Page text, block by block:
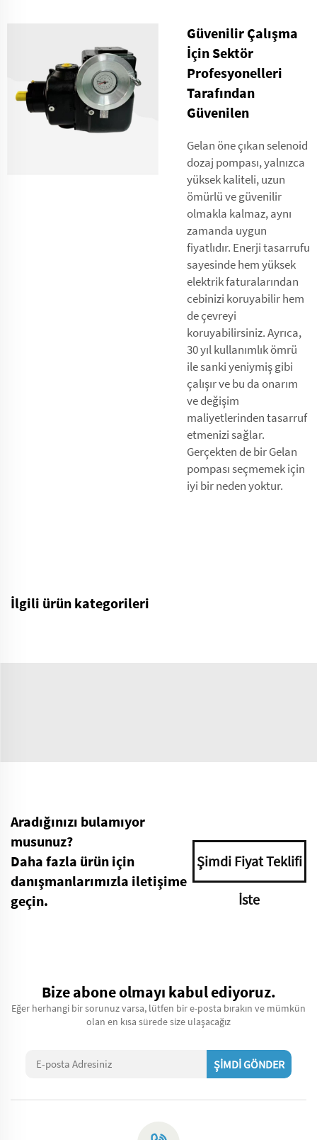
Güvenilir Çalışma
İçin Sektör
Profesyonelleri
Tarafından
Güvenilen
Gelan öne çıkan selenoid
dozaj pompası, yalnızca
yüksek kaliteli, uzun
ömürlü ve güvenilir
olmakla kalmaz, aynı
zamanda uygun
fiyatlıdır. Enerji tasarrufu
sayesinde hem yüksek
elektrik faturalarından
cebinizi koruyabilir hem
de çevreyi
koruyabilirsiniz. Ayrıca,
30 yıl kullanımlık ömrü
ile sanki yeniymiş gibi
çalışır ve bu da onarım
ve değişim
maliyetlerinden tasarruf
etmenizi sağlar.
Gerçekten de bir Gelan
pompası seçmemek için
iyi bir neden yoktur.
İlgili ürün kategorileri
Aradığınızı bulamıyor
musunuz?
Daha fazla ürün için
danışmanlarımızla iletişime
geçin.
Şimdi Fiyat Teklifi
İste
Bize abone olmayı kabul ediyoruz.
Eğer herhangi bir sorunuz varsa, lütfen bir e-posta bırakın ve mümkün
olan en kısa sürede size ulaşacağız
ŞİMDİ GÖNDER